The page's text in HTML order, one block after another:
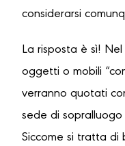
considerarsi
La risposta è sì!
oggetti o mobili
verranno quotati
sede di
Siccome si tratta di